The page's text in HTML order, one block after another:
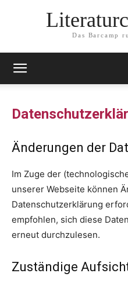
Das Barcamp
Änderungen der
Im Zuge der
unserer Webseite können
Datenschutzerklärung
empfohlen, sich diese
erneut durchzulesen.
Zuständige